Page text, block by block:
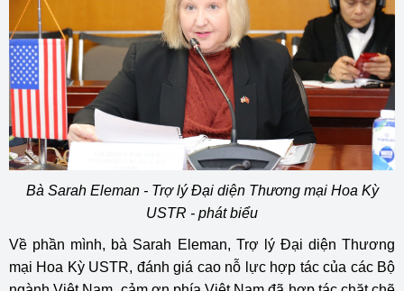
Bà Sarah Eleman - Trợ lý Đại diện Thương mại Hoa Kỳ
USTR - phát biểu
Về phần mình, bà Sarah Eleman, Trợ lý Đại diện Thương
mại Hoa Kỳ USTR, đánh giá cao nỗ lực hợp tác của các Bộ